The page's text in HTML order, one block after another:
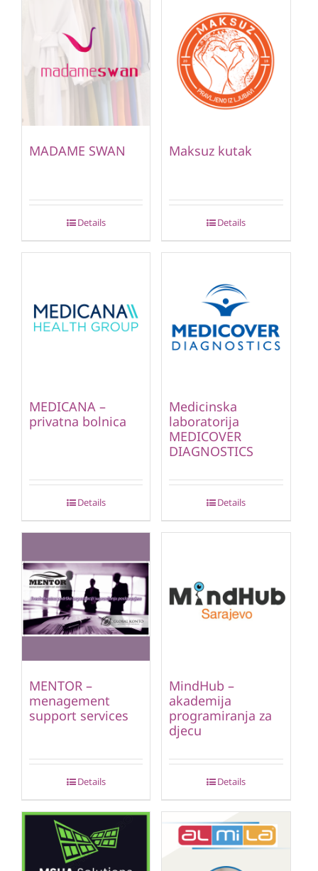
MADAME SWAN
Details
Maksuz kutak
Details
MEDICANA –
privatna bolnica
Details
Medicinska
laboratorija
MEDICOVER
DIAGNOSTICS
Details
MENTOR –
menagement
support services
Details
MindHub –
akademija
programiranja za
djecu
Details